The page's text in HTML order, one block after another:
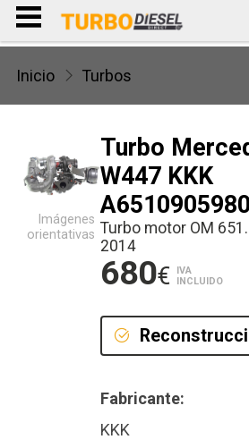
Inicio Turbos
Turbo
W447 KKK
Turbo motor OM
2014
680€
IVA
INCLUIDO
Fabricante:
KKK
Imágenes
orientativas